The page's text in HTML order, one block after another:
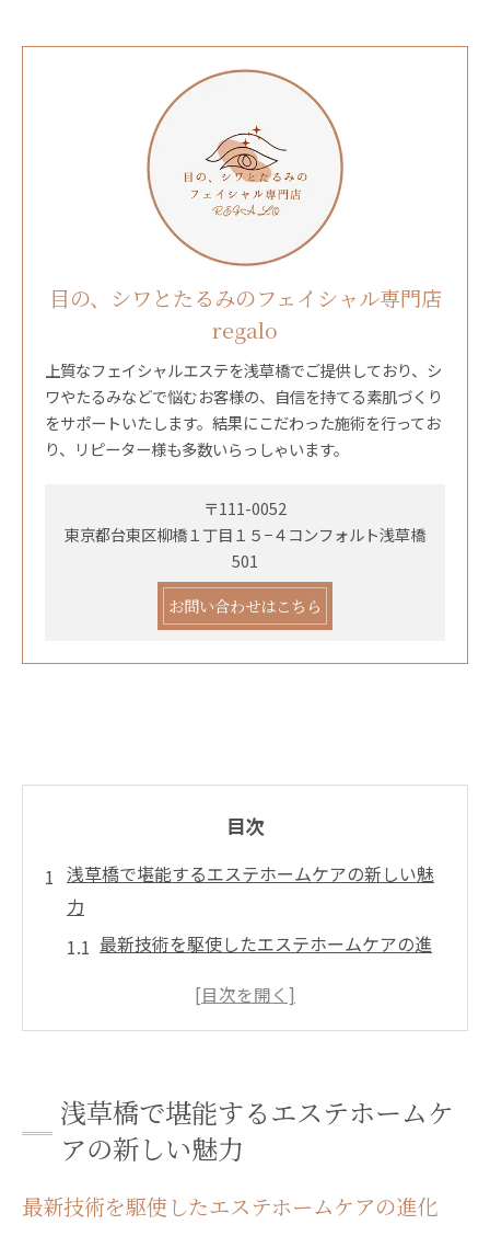
目の、シワとたるみのフェイシャル専門店
regalo
上質なフェイシャルエステを浅草橋でご提供しており、シ
ワやたるみなどで悩むお客様の、自信を持てる素肌づくり
をサポートいたします。結果にこだわった施術を行ってお
り、リピーター様も多数いらっしゃいます。
〒111-0052
東京都台東区柳橋１丁目１５−４コンフォルト浅草橋
501
お問い合わせはこちら
目次
浅草橋で堪能するエステホームケアの新しい魅
力
最新技術を駆使したエステホームケアの進
浅草橋ならではの地域密着型エステ体験
択肢
プロフェッショナルから学ぶセルフケアの
秘訣
浅草橋で堪能するエステホームケ
アの新しい魅力
最新技術を駆使したエステホームケアの進化